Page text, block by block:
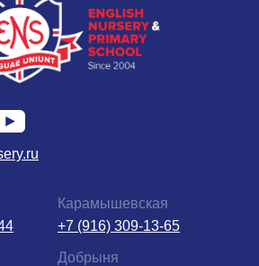
Добрыня
+7 (916) 309-13-65
Карамышевская